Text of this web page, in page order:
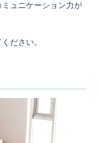
ュニケーション力が
ださい。